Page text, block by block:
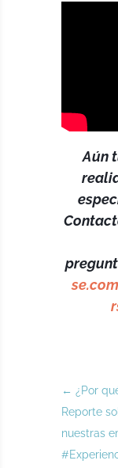
Aún
← ¿Por
Reporte
nuestras